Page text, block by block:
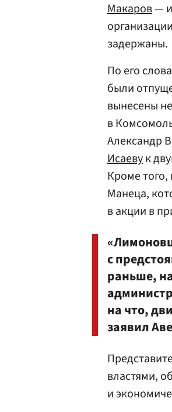
Макаров—
задержаны.
По его
были
вынесены
в
Александр
Исаевук
Кроме
Манеца,
в акции в
с
раньше,
на что,
заявил
властями,
и